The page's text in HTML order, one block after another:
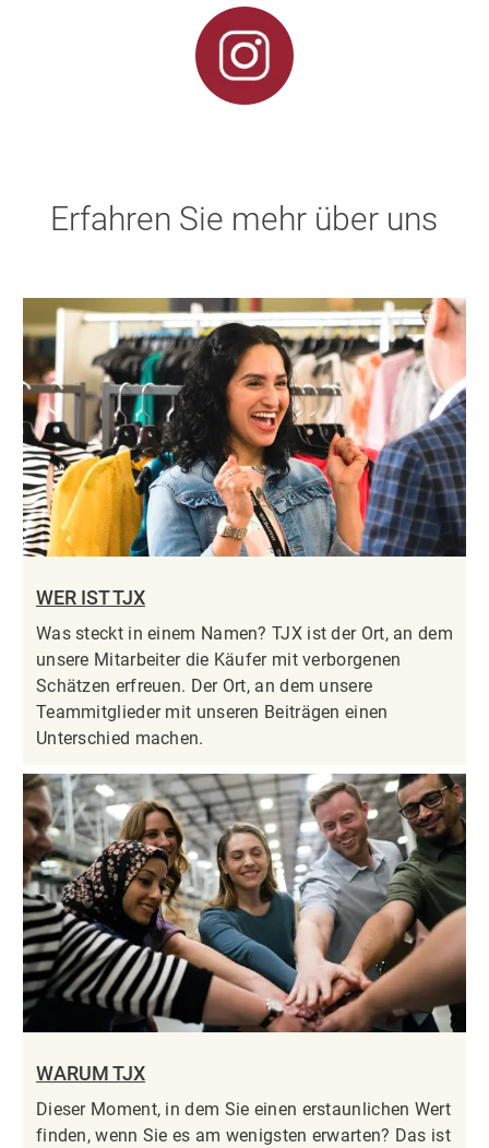
Erfahren Sie mehr über uns
WER IST TJX
Was steckt in einem Namen? TJX ist der Ort, an dem
unsere Mitarbeiter die Käufer mit verborgenen
Schätzen erfreuen. Der Ort, an dem unsere
Teammitglieder mit unseren Beiträgen einen
Unterschied machen.
WARUM TJX
Dieser Moment, in dem Sie einen erstaunlichen Wert
finden, wenn Sie es am wenigsten erwarten? Das ist